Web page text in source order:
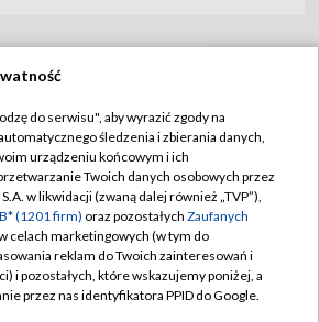
Abonament TVP
Sklep TVP
Biuro Reklamy
Oferta Handlowa
ogłoszenia
Regulamin TVP
Polityka prywatności
Moje zgody
Biuro reklamy
Kontakt
do serwisu", aby wyrazić zgody na
śledzenia i zbierania danych,
urządzeniu końcowym i ich
Twoich danych osobowych przez
w likwidacji (zwaną dalej również „TVP”),
(1201 firm) oraz pozostałych Zaufanych
celach marketingowych (w tym do
reklam do Twoich zainteresowań i
i pozostałych, które wskazujemy poniżej, a
przez nas identyfikatora PPID do Google.